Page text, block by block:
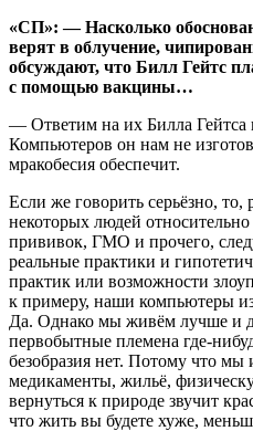
«СП»: — Насколько
верят в облучение,
обсуждают, что Билл Гейтс
с помощью вакцины…
— Ответим на их Билла Гейтса
Компьютеров он нам не
мракобесия обеспечит.
Если же говорить серьёзно, то,
некоторых людей
прививок, ГМО и прочего,
реальные практики и
практик или возможности
к примеру, наши компьютеры
Да. Однако мы живём лучше и
первобытные племена где-
безобразия нет. Потому что
медикаменты, жильё,
вернуться к природе звучит
что жить вы будете хуже,